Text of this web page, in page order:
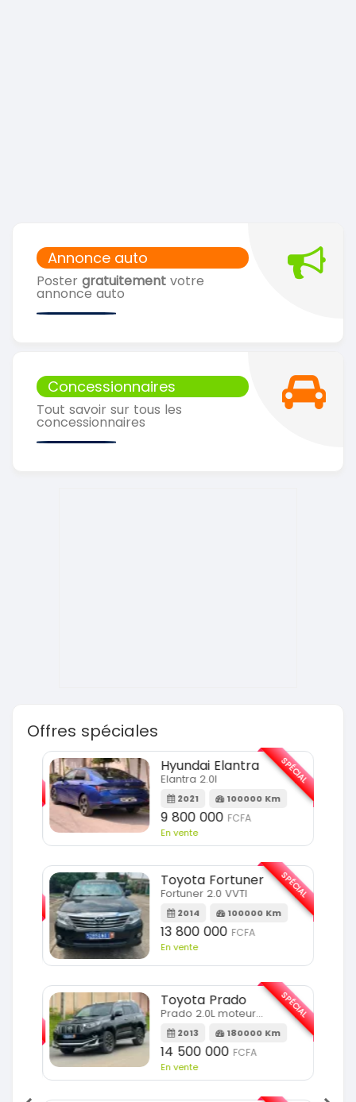
Annonce auto
Poster gratuitement votre
annonce auto
Concessionnaires
Tout savoir sur tous les
concessionnaires
Offres spéciales
Hyundai Elantra
Elantra 2.0l
2021 100000 Km
9 800 000 FCFA
En vente
SPÉCIAL
Toyota Fortuner
Fortuner 2.0 VVTI
2014 100000 Km
13 800 000 FCFA
En vente
SPÉCIAL
Toyota Prado
Prado 2.0L moteur d4d
2013 180000 Km
14 500 000 FCFA
En vente
SPÉCIAL